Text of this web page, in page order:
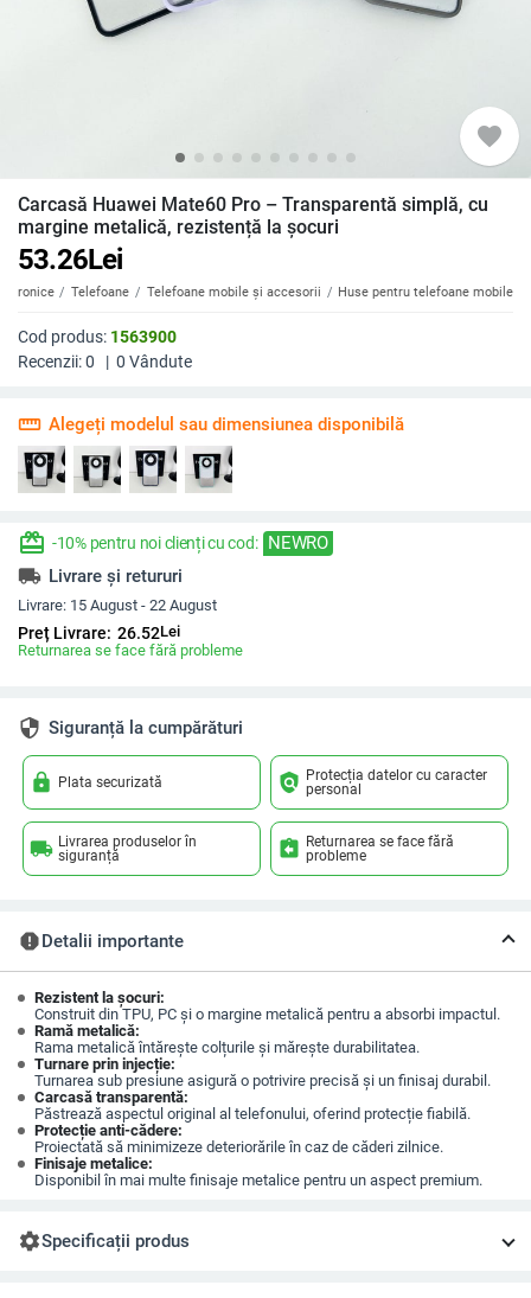
favorite
Carcasă Huawei Mate60 Pro – Transparentă simplă, cu
margine metalică, rezistență la șocuri
53.26Lei
Telefoane Telefoane mobile și accesorii Huse pentru telefoane mobile
Cod produs: 1563900
Recenzii:0 | 0 Vândute
straighten Alegeți modelul sau dimensiunea disponibilă
redeem -10% pentru noi clienți cu cod: NEWRO
local_shipping Livrare și retururi
Livrare: 15 August - 22 August
Preț Livrare: 26.52Lei
Returnarea se face fără probleme
security Siguranță la cumpărături
lock Plata securizată policy Protecția datelor cu caracter
personal
local_shipping Livrarea produselor în
siguranță
assignment_return Returnarea se face fără
probleme
reportDetalii importante
Rezistent la șocuri:
Construit din TPU, PC și o margine metalică pentru a absorbi impactul.
Ramă metalică:
Rama metalică întărește colțurile și mărește durabilitatea.
Turnare prin injecție:
Turnarea sub presiune asigură o potrivire precisă și un finisaj durabil.
Carcasă transparentă:
Păstrează aspectul original al telefonului, oferind protecție fiabilă.
Protecție anti-cădere:
Proiectată să minimizeze deteriorările în caz de căderi zilnice.
Finisaje metalice:
Disponibil în mai multe finisaje metalice pentru un aspect premium.
settingsSpecificații produs